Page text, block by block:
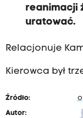
reanimacji
uratować.
Relacjonuje
Kierowca był
Źródło:
Autor: